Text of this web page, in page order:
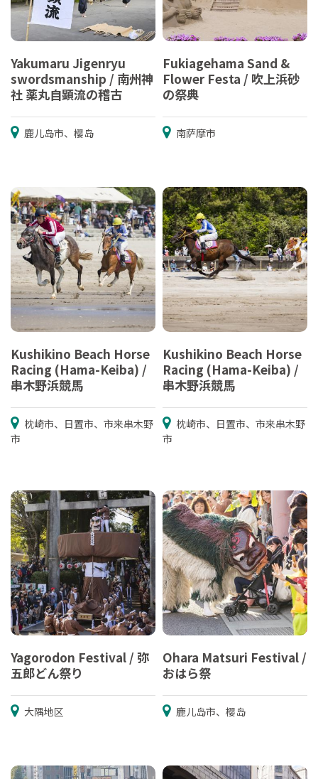
Yakumaru Jigenryu
swordsmanship / 南州神
社 薬丸自顕流の稽古
鹿儿岛市、樱岛
Fukiagehama Sand &
Flower Festa / 吹上浜砂
の祭典
南萨摩市
Kushikino Beach Horse
Racing (Hama-Keiba) /
串木野浜競馬
枕崎市、日置市、市来串木野
市
Kushikino Beach Horse
Racing (Hama-Keiba) /
串木野浜競馬
枕崎市、日置市、市来串木野
市
Yagorodon Festival / 弥
五郎どん祭り
大隅地区
Ohara Matsuri Festival /
おはら祭
鹿儿岛市、樱岛